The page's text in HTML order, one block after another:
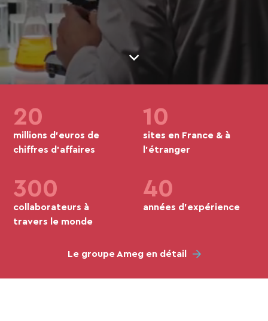
des installations générales
des systèmes d’informations
électrique
healthcare
documentaire
20
millions d’euros de
chiffres d’affaires
10
sites en France & à
l’étranger
300
collaborateurs à
travers le monde
40
années d’expérience
Le groupe Ameg en détail